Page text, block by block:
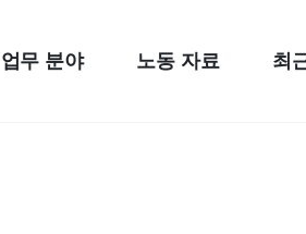
업무 분야 노동 자료 최